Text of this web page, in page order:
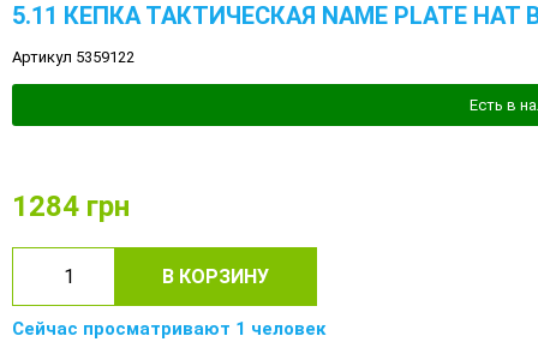
5.11 КЕПКА ТАКТИЧЕСКАЯ NAME PLATE HAT
Артикул 5359122
Есть в
1284 грн
В КОРЗИНУ
Сейчас просматривают 1 человек